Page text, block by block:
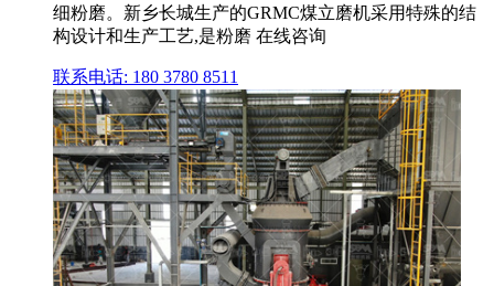
细粉磨。新乡长城生产的GRMC煤立磨机采用特殊的结
构设计和生产工艺,是粉磨 在线咨询
联系电话: 180 3780 8511